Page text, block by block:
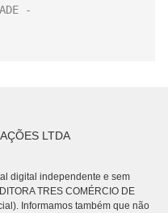
LTDA
digital independente e sem
TRES COMÉRCIO DE
Informamos também que não